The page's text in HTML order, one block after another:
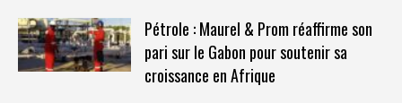
Pétrole : Maurel & Prom réaffirme son
pari sur le Gabon pour soutenir sa
croissance en Afrique